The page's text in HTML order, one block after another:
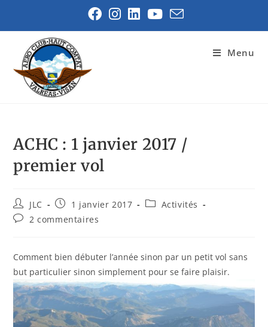
Menu
ACHC : 1 janvier 2017 /
premier vol
JLC 1 janvier 2017
Activités
2 commentaires
Comment bien débuter l’année sinon par un petit vol sans
but particulier sinon simplement pour se faire plaisir.